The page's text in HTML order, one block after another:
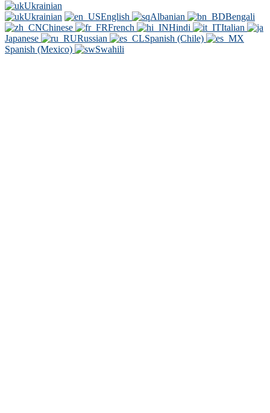
Ukrainian
Ukrainian
English Albanian
Bengali
Chinese
French Hindi
Italian
Japanese
Russian
Spanish (Chile)
Spanish (Mexico)
Swahili